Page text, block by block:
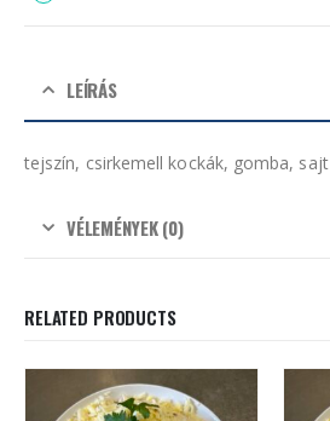
LEÍRÁS
tejszín, csirkemell kockák, gomba, sajt
VÉLEMÉNYEK (0)
RELATED PRODUCTS